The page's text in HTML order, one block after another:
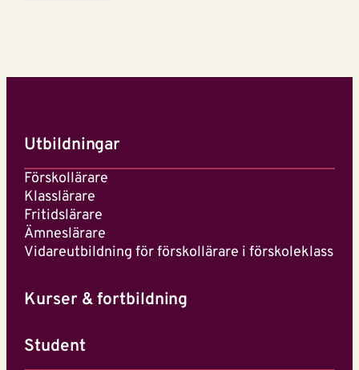
Utbildningar
Förskollärare
Klasslärare
Fritidslärare
Ämneslärare
Vidareutbildning för förskollärare i förskoleklass
Kurser & fortbildning
Student